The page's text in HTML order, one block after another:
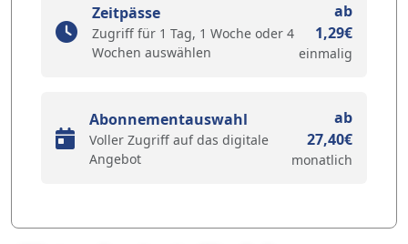
Zeitpässe
Zugriff für 1 Tag, 1 Woche oder 4
Wochen auswählen
ab
1,29€
einmalig
Abonnementauswahl
Voller Zugriff auf das digitale
Angebot
ab
27,40€
monatlich